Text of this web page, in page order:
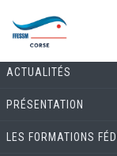
COMMISSION
ACTUALITÉS
PRÉSENTATION
LES FORMATIONS